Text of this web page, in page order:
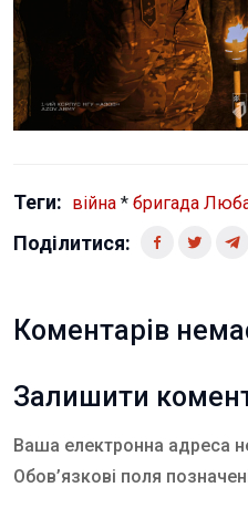
Теги: війна * бригада
Поділитися:
Коментарів
Залишити
Ваша електронна адреса
Обов’язкові поля